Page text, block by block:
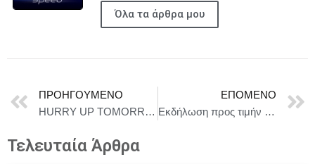
Όλα τα άρθρα μου
ΠΡΟΗΓΟΎΜΕΝΟ
HURRY UP TOMORROW | 15 Μαΐου στους κινηματογράφους
ΕΠΌΜΕΝΟ
Εκδήλωση προς τιμήν της Α.Θ. Παναγιότητος του Αρχιεπισκόπου Κωνσταντινουπόλεως – Νέας Ρώμης και Οικουμενικού Πατριάρχου κ.κ. Βαρθολομαίου στο Ίδρυμα Βασίλη & Ελίζας Γουλανδρή
Τελευταία Άρθρα